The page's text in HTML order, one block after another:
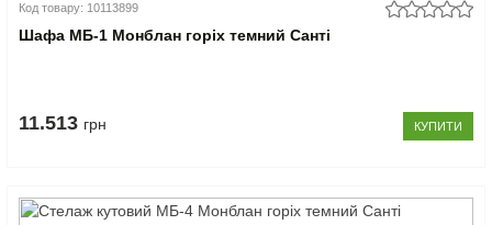
Код товару: 10113899
Шафа МБ-1 Монблан горіх темний Санті
11.513 грн КУПИТИ